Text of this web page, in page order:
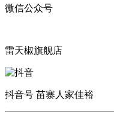
微信公众号
雷天椒旗舰店
抖音号 苗寨人家佳裕